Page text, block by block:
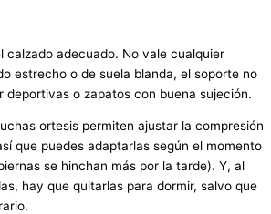
calzado adecuado. No vale cualquier
estrecho o de suela blanda, el soporte no
deportivas o zapatos con buena sujeción.
ortesis permiten ajustar la compresión
que puedes adaptarlas según el momento
se hinchan más por la tarde). Y, al
hay que quitarlas para dormir, salvo que